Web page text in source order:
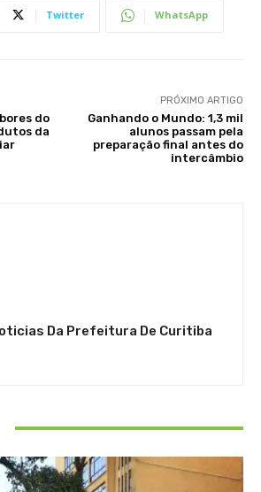
Twitter WhatsApp
do
da
PRÓXIMO ARTIGO
Ganhando o Mundo: 1,3 mil
alunos passam pela
preparação final antes do
intercâmbio
Da Prefeitura De Curitiba